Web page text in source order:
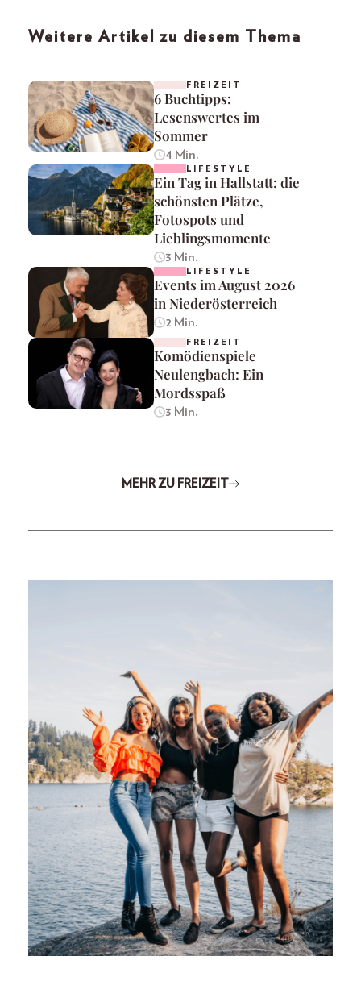
Weitere Artikel zu diesem Thema
FREIZEIT
6 Buchtipps:
Lesenswertes im
Sommer
4 Min.
LIFESTYLE
Ein Tag in Hallstatt: die
schönsten Plätze,
Fotospots und
Lieblingsmomente
3 Min.
LIFESTYLE
Events im August 2026
in Niederösterreich
2 Min.
FREIZEIT
Komödienspiele
Neulengbach: Ein
Mordsspaß
3 Min.
MEHR ZU FREIZEIT